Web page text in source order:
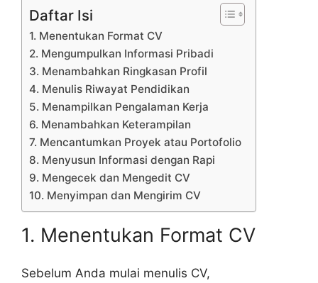
Daftar Isi
1. Menentukan Format CV
2. Mengumpulkan Informasi Pribadi
3. Menambahkan Ringkasan Profil
4. Menulis Riwayat Pendidikan
5. Menampilkan Pengalaman Kerja
6. Menambahkan Keterampilan
7. Mencantumkan Proyek atau Portofolio
8. Menyusun Informasi dengan Rapi
9. Mengecek dan Mengedit CV
10. Menyimpan dan Mengirim CV
1. Menentukan Format CV
Sebelum Anda mulai menulis CV,